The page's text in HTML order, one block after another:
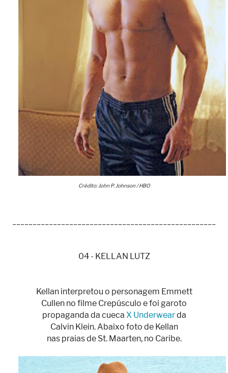
Crédito: John P. Johnson / HBO
04 - KELLAN LUTZ
Kellan interpretou o personagem Emmett
Cullen no filme Crepúsculo e foi garoto
propaganda da cueca X Underwearda
Calvin Klein. Abaixo foto de Kellan
nas praias de St. Maarten, no Caribe.